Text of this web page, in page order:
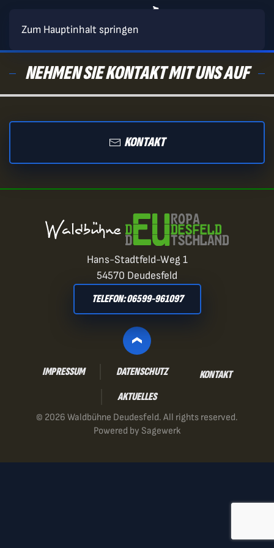
Zum Hauptinhalt springen
NEHMEN SIE KONTAKT MIT UNS AUF
KONTAKT
Hans-Stadtfeld-Weg 1
54570 Deudesfeld
TELEFON: 06599-961097
IMPRESSUM DATENSCHUTZ
KONTAKT
AKTUELLES
© 2026 Waldbühne Deudesfeld. All rights reserved.
Powered by Sagewerk